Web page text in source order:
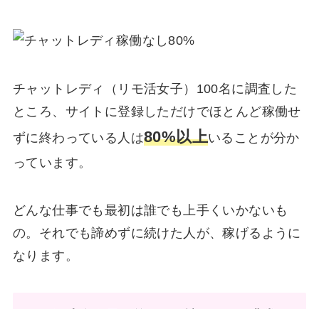
チャットレディ（リモ活女子）100名に調査した
ところ、サイトに登録しただけでほとんど稼働せ
ずに終わっている人は80%以上いることが分か
っています。
どんな仕事でも最初は誰でも上手くいかないも
の。それでも諦めずに続けた人が、稼げるように
なります。